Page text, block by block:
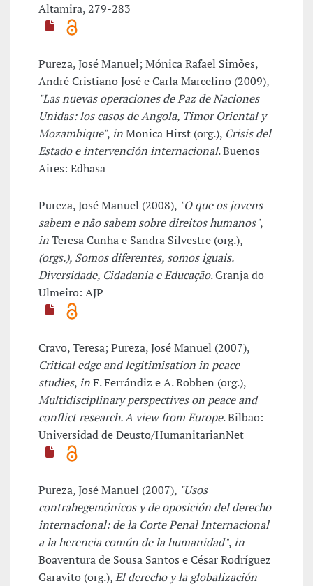
Altamira, 279-283
Pureza, José Manuel; Mónica Rafael Simões,
André Cristiano José e Carla Marcelino (2009),
"Las nuevas operaciones de Paz de Naciones
Unidas: los casos de Angola, Timor Oriental y
Mozambique",inMonica Hirst (org.), Crisis del
Estado e intervención internacional. Buenos
Aires: Edhasa
Pureza, José Manuel (2008), "O que os jovens
sabem e não sabem sobre direitos humanos",
inTeresa Cunha e Sandra Silvestre (org.),
(orgs.), Somos diferentes, somos iguais.
Diversidade, Cidadania e Educação. Granja do
Ulmeiro: AJP
Cravo, Teresa; Pureza, José Manuel (2007),
Critical edge and legitimisation in peace
studies,inF. Ferrándiz e A. Robben (org.),
Multidisciplinary perspectives on peace and
conflict research. A view from Europe. Bilbao:
Universidad de Deusto/HumanitarianNet
Pureza, José Manuel (2007), "Usos
contrahegemónicos y de oposición del derecho
internacional: de la Corte Penal Internacional
a la herencia común de la humanidad",in
Boaventura de Sousa Santos e César Rodríguez
Garavito (org.),El derecho y la globalización